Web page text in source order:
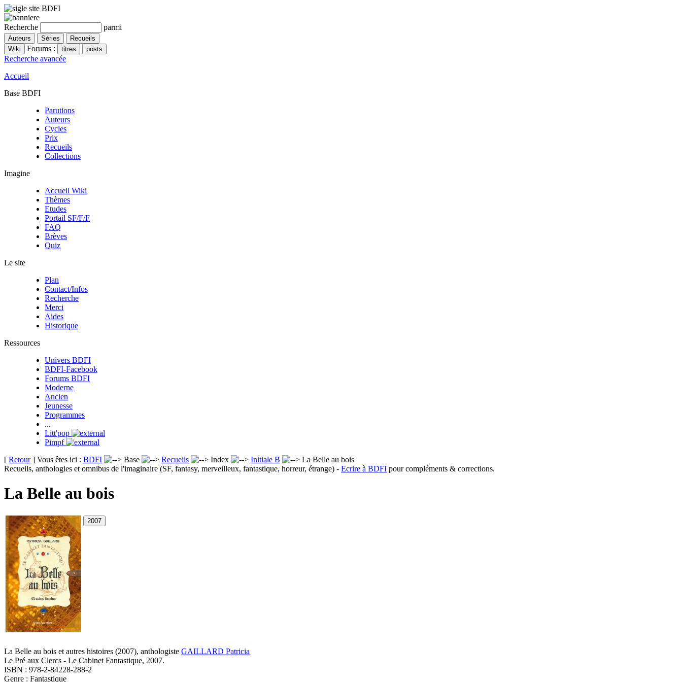
Recherche parmi
Forums :
Recherche avancée
Accueil
Base BDFI
Parutions
Auteurs
Cycles
Prix
Recueils
Collections
Imagine
Accueil Wiki
Thèmes
Etudes
Portail SF/F/F
FAQ
Brèves
Quiz
Le site
Plan
Contact/Infos
Recherche
Merci
Aides
Historique
Ressources
Univers BDFI
BDFI-Facebook
Forums BDFI
Moderne
Ancien
Jeunesse
Programmes
...
Litt'pop
Pimpf
[ Retour] Vous êtes ici : BDFI Base Recueils Index Initiale B
La Belle au bois
Recueils, anthologies et omnibus de l'imaginaire (SF, fantasy, merveilleux, fantastique, horreur, étrange) - Ecrire à BDFI pour compléments & corrections.
La Belle au bois
La Belle au bois et autres histoires (2007), anthologiste GAILLARD Patricia
Le Pré aux Clercs - Le Cabinet Fantastique, 2007.
ISBN : 978-2-84228-288-2
Genre : Fantastique